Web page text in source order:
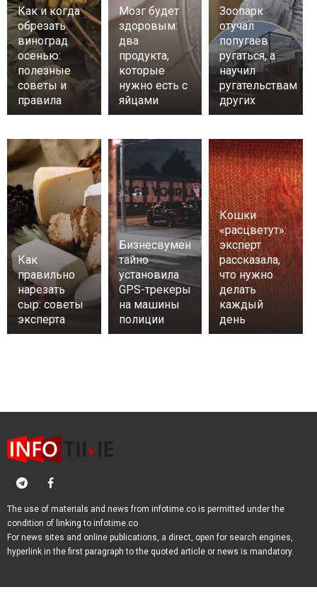
Как и когда
обрезать
виноград
осенью:
полезные
советы и
правила
Мозг будет
здоровым:
два
продукта,
которые
нужно есть с
яйцами
Зоопарк
отучал
попугаев
ругаться, а
научил
ругательствам
других
Как
правильно
нарезать
сыр: советы
эксперта
Бизнесвумен
тайно
установила
GPS-трекеры
на машины
полиции
Кошки
«расцветут»:
эксперт
рассказала,
что нужно
делать
каждый
день
The use of materials and news from infotime.co is permitted under the
condition of linking to infotime.co
For news sites and online publications, a direct, open for search engines,
hyperlink in the first paragraph to the quoted article or news is mandatory.